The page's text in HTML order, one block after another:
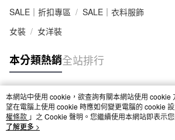
SALE｜折扣專區
SALE｜衣料服飾
女裝
女洋裝
本分類熱銷全站排行
熱門標籤
本網站中使用 cookie，欲查詢有關本網站使用 cookie
望在電腦上使用 cookie 時應如何變更電腦的 cookie
權條款 」之 Cookie 聲明。您繼續使用本網站即表示
用條款之 Cookie 聲明使用 cookie。
了解更多 >